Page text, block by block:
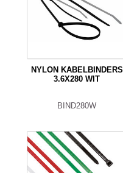
NYLON KABELBINDERS
3.6X280 WIT
BIND280W